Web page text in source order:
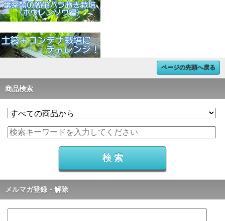
ページの先頭へ戻る
商品検索
メルマガ登録・解除